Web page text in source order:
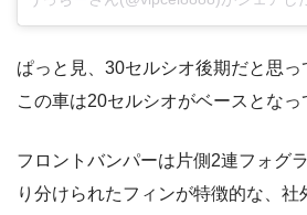
ぱっと見、30セルシオ後期だと思
この車は20セルシオがベースとなっ
フロントバンパーは片側2連フォグ
り分けられたフィンが特徴的な、社